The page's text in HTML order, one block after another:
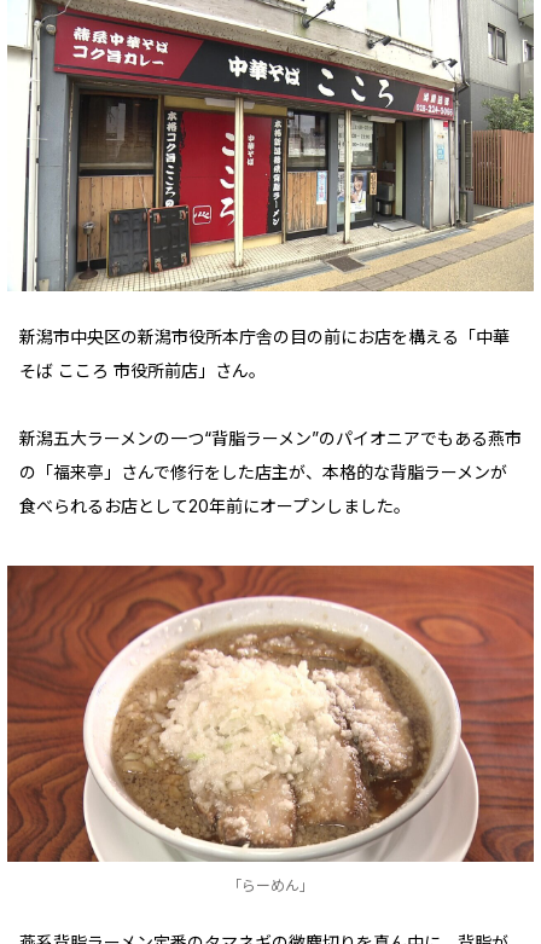
新潟市中央区の新潟市役所本庁舎の目の前にお店を構える「中華
そば こころ 市役所前店」さん。
新潟五大ラーメンの一つ“背脂ラーメン”のパイオニアでもある燕市
の「福来亭」さんで修行をした店主が、本格的な背脂ラーメンが
食べられるお店として20年前にオープンしました。
「らーめん」